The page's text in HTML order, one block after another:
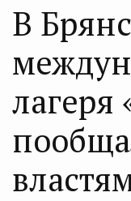
В
лагеря